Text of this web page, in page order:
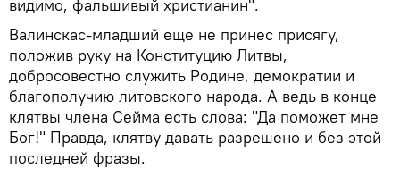
видимо, фальшивый христианин".
Валинскас-младший еще не принес присягу,
положив руку на Конституцию Литвы,
добросовестно служить Родине, демократии и
благополучию литовского народа. А ведь в конце
клятвы члена Сейма есть слова: "Да поможет мне
Бог!" Правда, клятву давать разрешено и без этой
последней фразы.